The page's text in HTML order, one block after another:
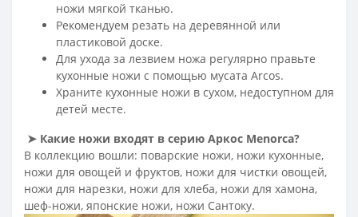
ножи мягкой тканью.
Рекомендуем резать на деревянной или
пластиковой доске.
Для ухода за лезвием ножа регулярно правьте
кухонные ножи с помощью мусата Arcos.
Храните кухонные ножи в сухом, недоступном для
детей месте.
➤ Какие ножи входят в серию Аркос Menorca?
В коллекцию вошли: поварские ножи, ножи кухонные,
ножи для овощей и фруктов, ножи для чистки овощей,
ножи для нарезки, ножи для хлеба, ножи для хамона,
шеф-ножи, японские ножи, ножи Сантоку.